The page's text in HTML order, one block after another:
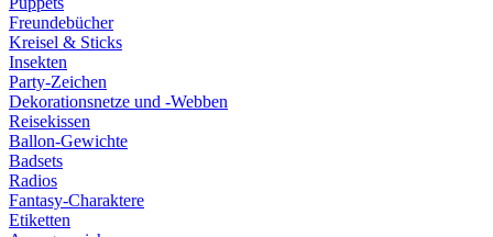
Freundebücher
Kreisel & Sticks
Insekten
Party-Zeichen
Dekorationsnetze und -Webben
Reisekissen
Ballon-Gewichte
Badsets
Radios
Fantasy-Charaktere
Etiketten